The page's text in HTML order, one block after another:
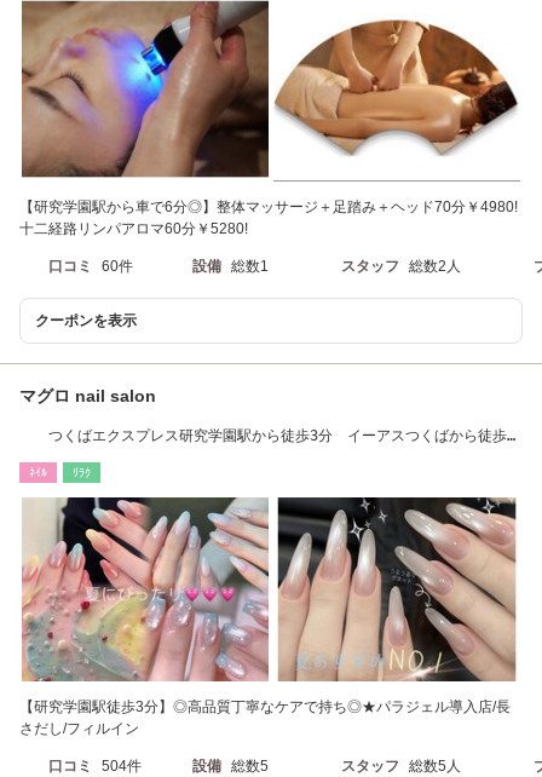
【研究学園駅から車で6分◎】整体マッサージ＋足踏み＋ヘッド70分￥4980!
十二経路リンパアロマ60分￥5280!
口コミ 60件 設備 総数1 スタッフ 総数2人
クーポンを表示
マグロ nail salon
つくばエクスプレス研究学園駅から徒歩3分 イーアスつくばから徒歩5
ﾈｲﾙ ﾘﾗｸ
【研究学園駅徒歩3分】◎高品質丁寧なケアで持ち◎★パラジェル導入店/長
さだし/フィルイン
口コミ 504件 設備 総数5 スタッフ 総数5人